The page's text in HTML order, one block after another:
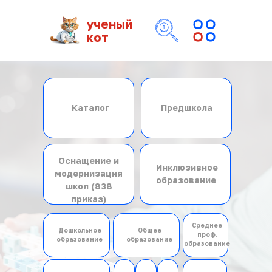
ученый
кот
Каталог
Оснащение и
модернизация
школ (838
приказ)
Предшкола
Инклюзивное
образование
Дошкольное
образование
Общее
образование
Среднее
проф.
образование
Каталог
Дошкольное
образование
Среднее
проф.
образование
Общее
образование
Оснащение и
модернизация
школ (838
приказ)
Предшкола
Инклюзивное
образование